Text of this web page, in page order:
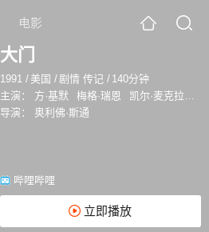
电影
大门
1991 / 美国 /剧情 传记 / 140分钟
主演：
方·基默 梅格·瑞恩
凯尔·麦克拉克伦
导演：
奥利佛·斯通
哔哩哔哩
立即播放